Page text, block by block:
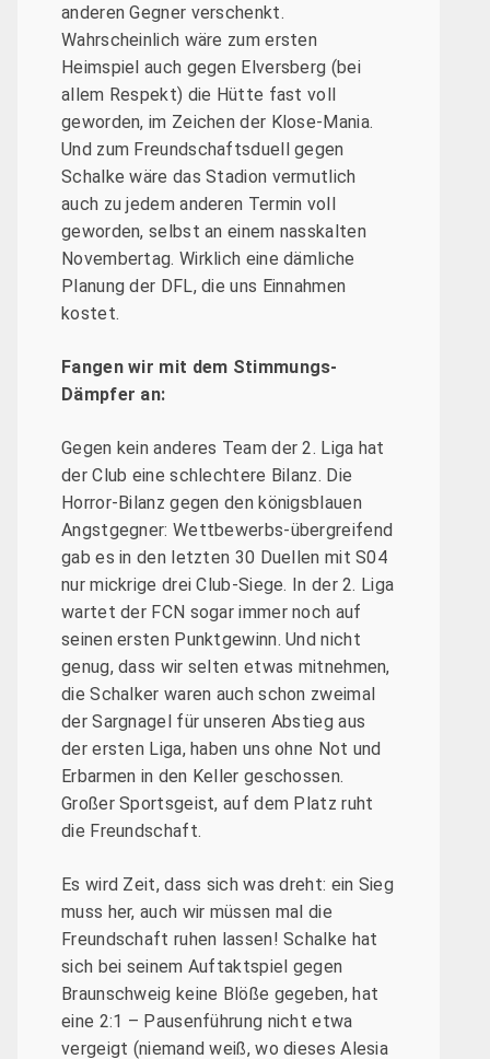
anderen Gegner verschenkt.
Wahrscheinlich wäre zum ersten
Heimspiel auch gegen Elversberg (bei
allem Respekt) die Hütte fast voll
geworden, im Zeichen der Klose-Mania.
Und zum Freundschaftsduell gegen
Schalke wäre das Stadion vermutlich
auch zu jedem anderen Termin voll
geworden, selbst an einem nasskalten
Novembertag. Wirklich eine dämliche
Planung der DFL, die uns Einnahmen
kostet.
Fangen wir mit dem Stimmungs-
Dämpfer an:
Gegen kein anderes Team der 2. Liga hat
der Club eine schlechtere Bilanz. Die
Horror-Bilanz gegen den königsblauen
Angstgegner: Wettbewerbs-übergreifend
gab es in den letzten 30 Duellen mit S04
nur mickrige drei Club-Siege. In der 2. Liga
wartet der FCN sogar immer noch auf
seinen ersten Punktgewinn. Und nicht
genug, dass wir selten etwas mitnehmen,
die Schalker waren auch schon zweimal
der Sargnagel für unseren Abstieg aus
der ersten Liga, haben uns ohne Not und
Erbarmen in den Keller geschossen.
Großer Sportsgeist, auf dem Platz ruht
die Freundschaft.
Es wird Zeit, dass sich was dreht: ein Sieg
muss her, auch wir müssen mal die
Freundschaft ruhen lassen! Schalke hat
sich bei seinem Auftaktspiel gegen
Braunschweig keine Blöße gegeben, hat
eine 2:1 – Pausenführung nicht etwa
vergeigt (niemand weiß, wo dieses Alesia